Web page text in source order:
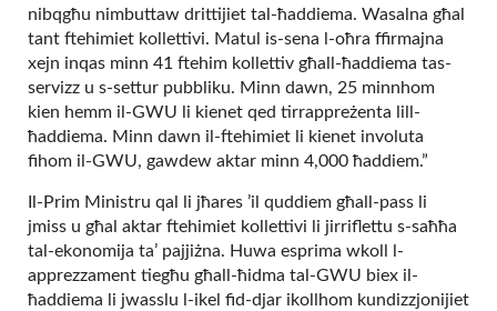
nibqgħu nimbuttaw drittijiet tal-ħaddiema. Wasalna għal
tant ftehimiet kollettivi. Matul is-sena l-oħra ffirmajna
xejn inqas minn 41 ftehim kollettiv għall-ħaddiema tas-
servizz u s-settur pubbliku. Minn dawn, 25 minnhom
kien hemm il-GWU li kienet qed tirrappreżenta lill-
ħaddiema. Minn dawn il-ftehimiet li kienet involuta
fihom il-GWU, gawdew aktar minn 4,000 ħaddiem.”
Il-Prim Ministru qal li jħares ’il quddiem għall-pass li
jmiss u għal aktar ftehimiet kollettivi li jirriflettu s-saħħa
tal-ekonomija ta’ pajjiżna. Huwa esprima wkoll l-
apprezzament tiegħu għall-ħidma tal-GWU biex il-
ħaddiema li jwasslu l-ikel fid-djar ikollhom kundizzjonijiet